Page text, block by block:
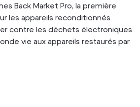
Back Market Pro, la première
les appareils reconditionnés.
contre les déchets électroniques
vie aux appareils restaurés par